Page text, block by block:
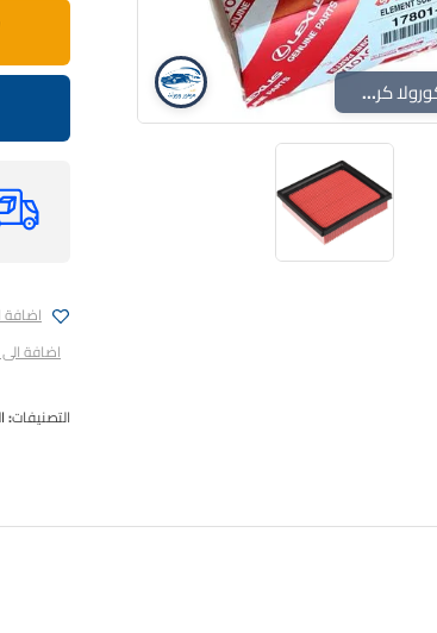
فلتر شوتة تويوتا كورولا – كورولا كروس هايبرد – فرونت لاندر
اضافة
اضافة
التصنيفات: